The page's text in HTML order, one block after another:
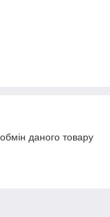
даного товару